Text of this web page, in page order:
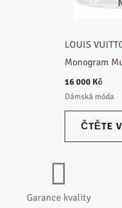
LOUIS
Monogram
16 000 Kč
Dámská móda
ČTĚTE
Garance kvality